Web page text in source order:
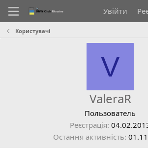
Увійти
Користувачі
V
ValeraR
Пользователь
Реєстрація
Остання активність